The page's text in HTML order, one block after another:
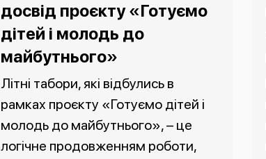
досвід проєкту «Готуємо
дітей і молодь до
майбутнього»
Літні табори, які відбулись в
рамках проєкту «Готуємо дітей і
молодь до майбутнього», – це
логічне продовженням роботи,